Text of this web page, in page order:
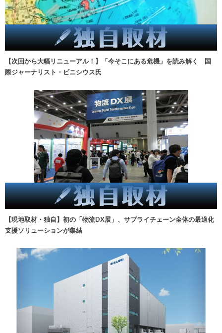
【次回から大幅リニューアル！】「今そこにある危機」を読み解く 国
際ジャーナリスト・ビニシウス氏
【現地取材・独自】初の「物流DX展」、サプライチェーン全体の最適化
支援ソリューションが集結